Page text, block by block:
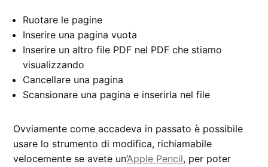
Ruotare le pagine
Inserire una pagina vuota
Inserire un altro file PDF nel PDF che stiamo
visualizzando
Cancellare una pagina
Scansionare una pagina e inserirla nel file
Ovviamente come accadeva in passato è possibile
usare lo strumento di modifica, richiamabile
velocemente se avete un’Apple Pencil, per poter